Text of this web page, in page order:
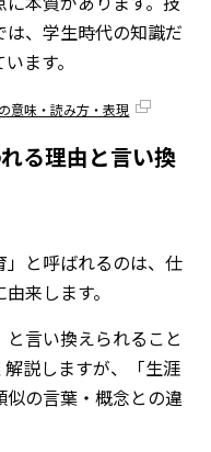
、学生時代の知識だ
ます。
意味・読み方・表現
る理由と言い換
」と呼ばれるのは、仕
来します。
言い換えられること
説しますが、「生涯
の言葉・概念との違